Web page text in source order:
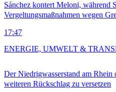
Sánchez kontert Meloni, während
Vergeltungsmaßnahmen wegen
17:47
Der Niedrigwasserstand am Rhein
weiteren Rückschlag zu versetzen
ENERGIE, UMWELT &